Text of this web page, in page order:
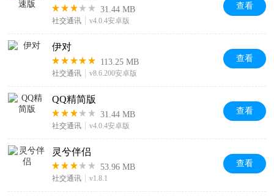
31.44 MB
社交通讯 v4.0.4安卓版
查看
伊对
113.25 MB
社交通讯 v8.6.200安卓版
查看
QQ精简版
31.44 MB
社交通讯 v4.0.4安卓版
查看
灵兮伴侣
53.96 MB
社交通讯 v1.8.1
查看